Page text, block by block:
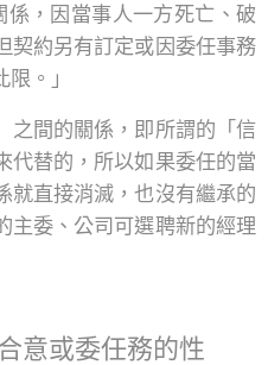
係，因當事人一方死亡、破
契約另有訂定或因委任事務
。」
之間的關係，即所謂的「信
代替的，所以如果委任的當
就直接消滅，也沒有繼承的
主委、公司可選聘新的經理
意或委任務的性